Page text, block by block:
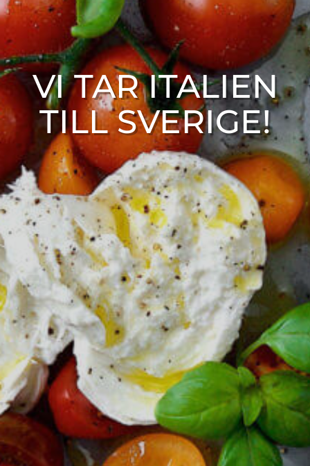
VI TAR ITALIEN
TILL SVERIGE!